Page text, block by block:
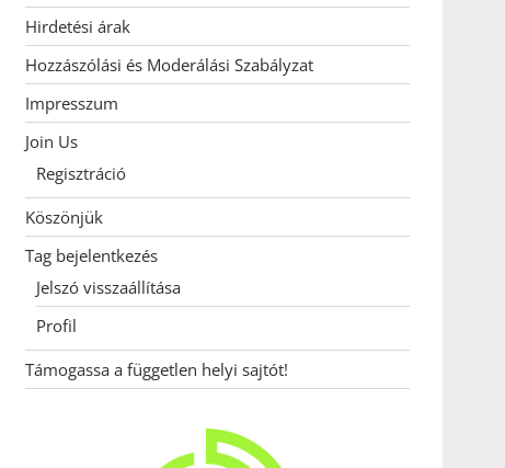
Hirdetési árak
Hozzászólási és Moderálási Szabályzat
Impresszum
Join Us
Regisztráció
Köszönjük
Tag bejelentkezés
Jelszó visszaállítása
Profil
Támogassa a független helyi sajtót!